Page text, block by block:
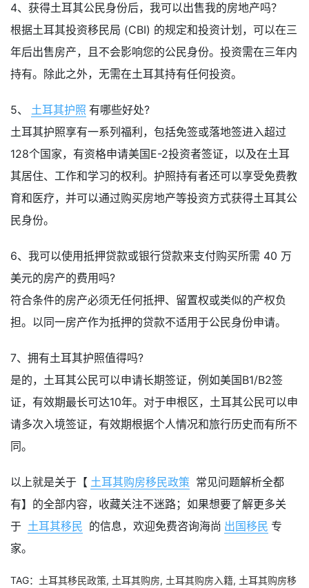
4、获得土耳其公民身份后，我可以出售我的房地产吗？
根据土耳其投资移民局 (CBI) 的规定和投资计划，可以在三
年后出售房产，且不会影响您的公民身份。投资需在三年内
持有。除此之外，无需在土耳其持有任何投资。
5、 土耳其护照 有哪些好处?
土耳其护照享有一系列福利，包括免签或落地签进入超过
128个国家，有资格申请美国E-2投资者签证，以及在土耳
其居住、工作和学习的权利。护照持有者还可以享受免费教
育和医疗，并可以通过购买房地产等投资方式获得土耳其公
民身份。
6、我可以使用抵押贷款或银行贷款来支付购买所需 40 万
美元的房产的费用吗?
符合条件的房产必须无任何抵押、留置权或类似的产权负
担。以同一房产作为抵押的贷款不适用于公民身份申请。
7、拥有土耳其护照值得吗?
是的，土耳其公民可以申请长期签证，例如美国B1/B2签
证，有效期最长可达10年。对于申根区，土耳其公民可以申
请多次入境签证，有效期根据个人情况和旅行历史而有所不
同。
以上就是关于【 土耳其购房移民政策 常见问题解析全都
有】的全部内容，收藏关注不迷路；如果想要了解更多关
于 土耳其移民 的信息，欢迎免费咨询海尚 出国移民 专
家。
TAG： 土耳其移民政策, 土耳其购房, 土耳其购房入籍, 土耳其购房移